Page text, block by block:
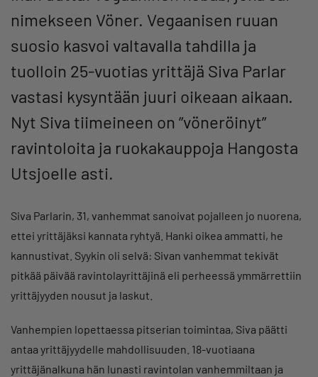
nimekseen Vöner. Vegaanisen ruuan
suosio kasvoi valtavalla tahdilla ja
tuolloin 25-vuotias yrittäjä Siva Parlar
vastasi kysyntään juuri oikeaan aikaan.
Nyt Siva tiimeineen on ”vöneröinyt”
ravintoloita ja ruokakauppoja Hangosta
Utsjoelle asti.
Siva Parlarin, 31, vanhemmat sanoivat pojalleen jo nuorena,
ettei yrittäjäksi kannata ryhtyä. Hanki oikea ammatti, he
kannustivat. Syykin oli selvä: Sivan vanhemmat tekivät
pitkää päivää ravintolayrittäjinä eli perheessä ymmärrettiin
yrittäjyyden nousut ja laskut.
Vanhempien lopettaessa pitserian toimintaa, Siva päätti
antaa yrittäjyydelle mahdollisuuden. 18-vuotiaana
yrittäjänalkuna hän lunasti ravintolan vanhemmiltaan ja